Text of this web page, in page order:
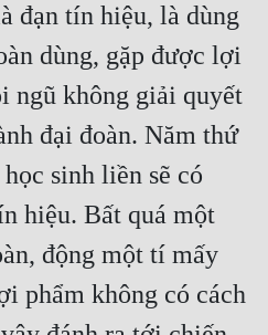
đạn tín hiệu, là dùng
dùng, gặp được lợi
ngũ không giải quyết
đại đoàn. Năm thứ
sinh liền sẽ có
hiệu. Bất quá một
động một tí mấy
phẩm không có cách